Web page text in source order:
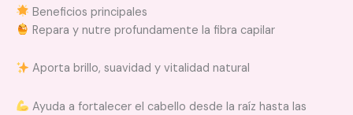
Beneficios principales
Repara y nutre profundamente la fibra capilar
Aporta brillo, suavidad y vitalidad natural
Ayuda a fortalecer el cabello desde la raíz hasta las